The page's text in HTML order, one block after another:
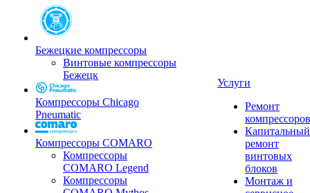
Бежецкие компрессоры
Винтовые компрессоры
Бежецк
Компрессоры Chicago
Pneumatic
Компрессоры COMARO
Компрессоры
COMARO Legend
Компрессоры
Услуги
Ремонт
компрессоров
Капитальный
ремонт
винтовых
блоков
Монтаж и